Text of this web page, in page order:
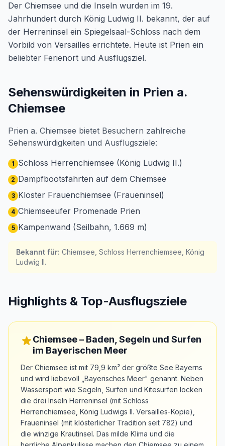
Der Chiemsee und die Inseln wurden im 19.
Jahrhundert durch König Ludwig II. bekannt, der auf
der Herreninsel ein Spiegelsaal-Schloss nach dem
Vorbild von Versailles errichtete. Heute ist Prien ein
beliebter Ferienort und Ausflugsziel.
Sehenswürdigkeiten in Prien a.
Chiemsee
Prien a. Chiemsee bietet Besuchern zahlreiche
Sehenswürdigkeiten und Ausflugsziele:
1 Schloss Herrenchiemsee (König Ludwig II.)
2 Dampfbootsfahrten auf dem Chiemsee
3 Kloster Frauenchiemsee (Fraueninsel)
4 Chiemseeufer Promenade Prien
5 Kampenwand (Seilbahn, 1.669 m)
Bekannt für: Chiemsee, Schloss Herrenchiemsee, König
Ludwig II.
Highlights & Top-Ausflugsziele
Chiemsee – Baden, Segeln und Surfen
im Bayerischen Meer
Der Chiemsee ist mit 79,9 km² der größte See Bayerns
und wird liebevoll „Bayerisches Meer" genannt. Neben
Wassersport wie Segeln, Surfen und Kitesurfen locken
die drei Inseln Herreninsel (mit Schloss
Herrenchiemsee, König Ludwigs II. Versailles-Kopie),
Fraueninsel (mit klösterlicher Tradition seit 782) und
die winzige Krautinsel. Das milde Klima und die